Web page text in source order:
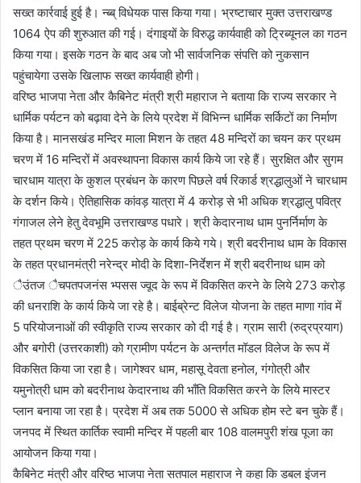
सख्त कार्रवाई हुई है। न्ब्ब् विधेयक पास किया गया। भ्रष्टाचार मुक्त उत्तराखण्ड
1064 ऐप की शुरुआत की गई। दंगाइयों के विरुद्ध कार्यवाही को ट्रिब्यूनल का गठन
किया गया। इसके गठन के बाद अब जो भी सार्वजनिक संपत्ति को नुकसान
पहुंचायेगा उसके खिलाफ सख्त कार्यवाही होगी।
वरिष्ठ भाजपा नेता और कैबिनेट मंत्री श्री महाराज ने बताया कि राज्य सरकार ने
धार्मिक पर्यटन को बढ़ावा देने के लिये प्रदेश में विभिन्न धार्मिक सर्किटों का निर्माण
किया है। मानसखंड मन्दिर माला मिशन के तहत 48 मन्दिरों का चयन कर प्रथम
चरण में 16 मन्दिरों में अवस्थापना विकास कार्य किये जा रहे हैं। सुरक्षित और सुगम
चारधाम यात्रा के कुशल प्रबंधन के कारण पिछले वर्ष रिकार्ड श्रद्धालुओं ने चारधाम
के दर्शन किये। ऐतिहासिक कांवड़ यात्रा में 4 करोड़ से भी अधिक श्रद्धालु पवित्र
गंगाजल लेने हेतु देवभूमि उत्तराखण्ड पधारे। श्री केदारनाथ धाम पुनर्निर्माण के
तहत प्रथम चरण में 225 करोड़ के कार्य किये गये। श्री बदरीनाथ धाम के विकास
के तहत प्रधानमंत्री नरेन्द्र मोदी के दिशा-निर्देशन में श्री बदरीनाथ धाम को
ैउंतज ैचपतपजनंस भ्पसस ज्वूद के रूप में विकसित करने के लिये 273 करोड़
की धनराशि के कार्य किये जा रहे है। बाईब्रेन्ट विलेज योजना के तहत माणा गांव में
5 परियोजनाओं की स्वीकृति राज्य सरकार को दी गई है। ग्राम सारी (रुद्रप्रयाग)
और बगोरी (उत्तरकाशी) को ग्रामीण पर्यटन के अन्तर्गत मॉडल विलेज के रूप में
विकसित किया जा रहा है। जागेश्वर धाम, महासू देवता हनोल, गंगोत्री और
यमुनोत्री धाम को बदरीनाथ केदारनाथ की भाँति विकसित करने के लिये मास्टर
प्लान बनाया जा रहा है। प्रदेश में अब तक 5000 से अधिक होम स्टे बन चुके हैं।
जनपद में स्थित कार्तिक स्वामी मन्दिर में पहली बार 108 वालमपुरी शंख पूजा का
आयोजन किया गया।
कैबिनेट मंत्री और वरिष्ठ भाजपा नेता सतपाल महाराज ने कहा कि डबल इंजन